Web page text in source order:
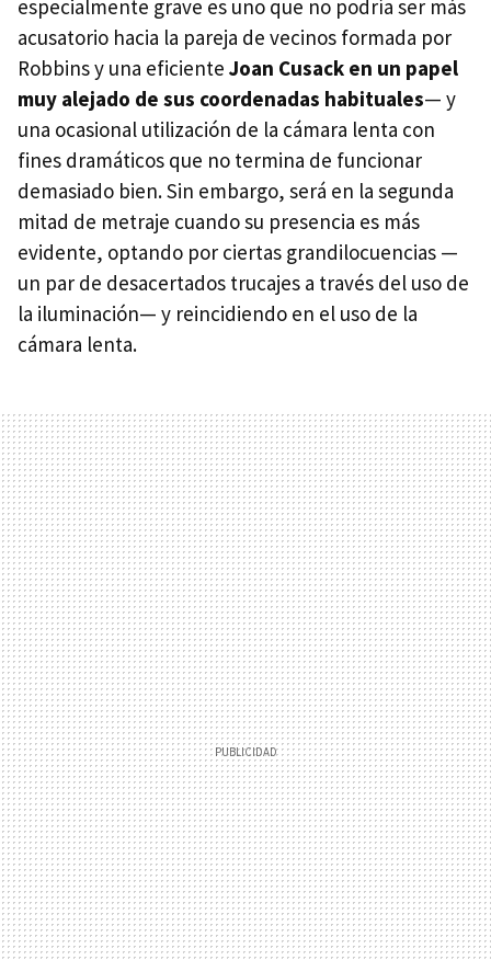
especialmente grave es uno que no podría ser más
acusatorio hacia la pareja de vecinos formada por
Robbins y una eficiente Joan Cusack en un papel
muy alejado de sus coordenadas habituales— y
una ocasional utilización de la cámara lenta con
fines dramáticos que no termina de funcionar
demasiado bien. Sin embargo, será en la segunda
mitad de metraje cuando su presencia es más
evidente, optando por ciertas grandilocuencias —
un par de desacertados trucajes a través del uso de
la iluminación— y reincidiendo en el uso de la
cámara lenta.